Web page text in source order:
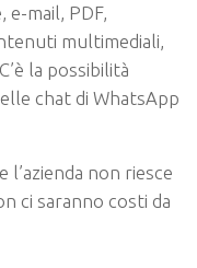
mail, PDF,
multimediali,
la possibilità
chat di WhatsApp
non riesce
ci saranno costi da